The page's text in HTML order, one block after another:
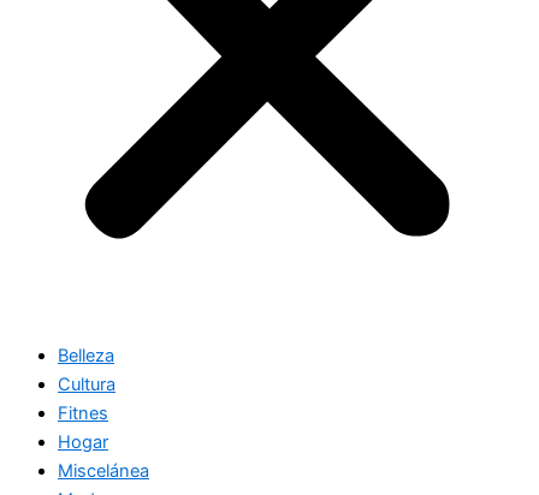
Belleza
Cultura
Fitnes
Hogar
Miscelánea